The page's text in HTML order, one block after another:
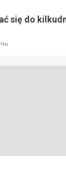
się do